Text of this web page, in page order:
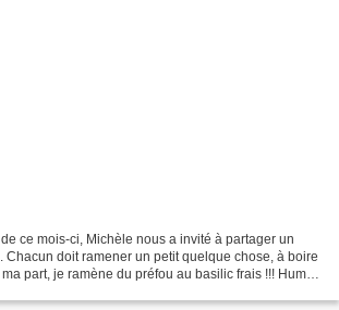
ce mois-ci, Michèle nous a invité à partager un
Chacun doit ramener un petit quelque chose, à boire
part, je ramène du préfou au basilic frais !!! Hum,